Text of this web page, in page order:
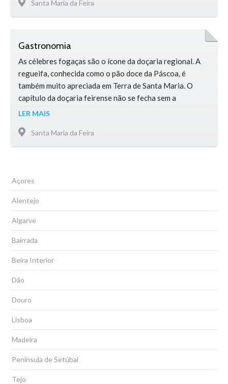
preferido pelos consumidores de vinho, são o produto
mais fabricado no território – …
Santa Maria da Feira
Gastronomia
As célebres fogaças são o ícone da doçaria regional. A
regueifa, conhecida como o pão doce da Páscoa, é
também muito apreciada em Terra de Santa Maria. O
capítulo da doçaria feirense não se fecha sem a
referência aos caladinhos, biscoitos arredondados e
queijos portugueses são aqui produzidos. Cremosos e
amanteigados são …
LER MAIS
Santa Maria da Feira
Açores
Alentejo
Algarve
Bairrada
Beira Interior
Dão
Douro
Lisboa
Madeira
Península de Setúbal
Tejo